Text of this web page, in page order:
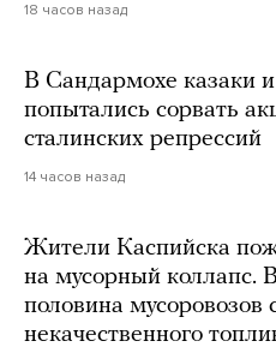
18 часов назад
В Сандармохе казаки
попытались сорвать
сталинских репрессий
14 часов назад
Жители Каспийска
на мусорный коллапс.
половина мусоровозов
некачественного